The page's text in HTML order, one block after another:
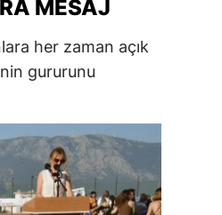
MESAJ
her zaman açık
gururunu